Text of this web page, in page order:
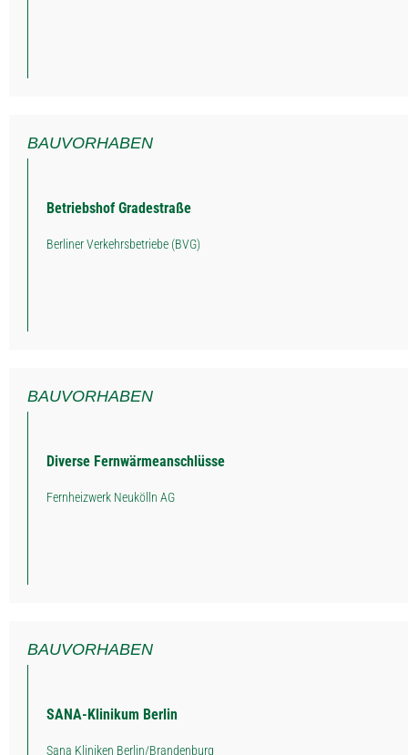
BAUVORHABEN
Betriebshof Gradestraße
Berliner Verkehrsbetriebe (BVG)
BAUVORHABEN
Diverse Fernwärmeanschlüsse
Fernheizwerk Neukölln AG
BAUVORHABEN
SANA-Klinikum Berlin
Sana Kliniken Berlin/Brandenburg